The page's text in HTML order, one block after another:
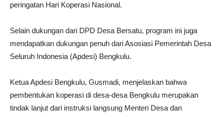
peringatan Hari Koperasi Nasional.
Selain dukungan dari DPD Desa Bersatu, program ini juga
mendapatkan dukungan penuh dari Asosiasi Pemerintah Desa
Seluruh Indonesia (Apdesi) Bengkulu.
Ketua Apdesi Bengkulu, Gusmadi, menjelaskan bahwa
pembentukan koperasi di desa-desa Bengkulu merupakan
tindak lanjut dari instruksi langsung Menteri Desa dan